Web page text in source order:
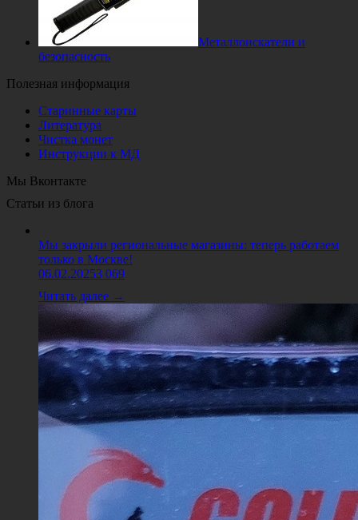
Металлоискатели и
безопасность
Полезная информация
Старинные карты
Литература
Чистка монет
Инструкции к МД
Мы Вконтакте
Статьи из блога
Мы закрыли региональные магазины: теперь работаем
только в Москве!
06.02.20253 069
Читать далее →